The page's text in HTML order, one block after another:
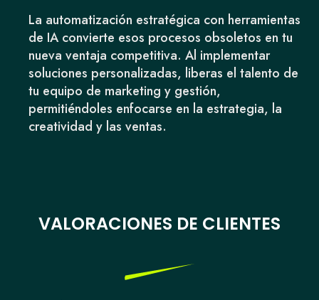
La automatización estratégica con herramientas
de IA convierte esos procesos obsoletos en tu
nueva ventaja competitiva. Al implementar
soluciones personalizadas, liberas el talento de
tu equipo de marketing y gestión,
permitiéndoles enfocarse en la estrategia, la
creatividad y las ventas.
VALORACIONES DE CLIENTES